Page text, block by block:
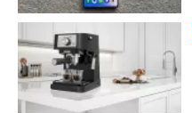
RECENSIONI